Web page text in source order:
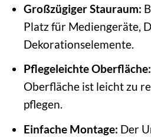
Großzügiger Stauraum:
Platz für Mediengeräte,
Dekorationselemente.
Pflegeleichte Oberfläche:
Oberfläche ist leicht zu
pflegen.
Einfache Montage: Der